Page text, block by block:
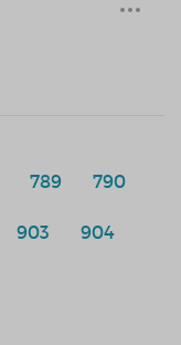
789 790
903 904